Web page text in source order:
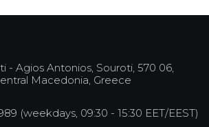
- Agios Antonios, Souroti, 570 06,
Macedonia, Greece
(weekdays, 09:30 - 15:30 EET/EEST)